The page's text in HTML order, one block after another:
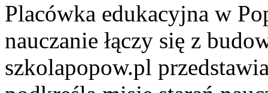
Placówka edukacyjna w
nauczanie łączy się z
szkolapopow.pl